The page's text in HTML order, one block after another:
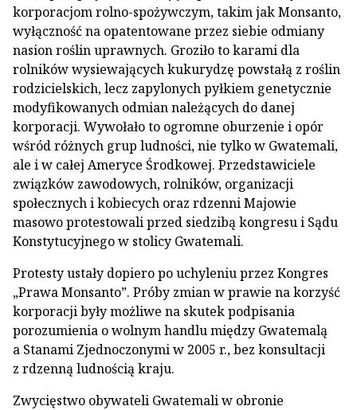
korporacjom rolno-spożywczym, takim jak Monsanto,
wyłączność na opatentowane przez siebie odmiany
nasion roślin uprawnych. Groziło to karami dla
rolników wysiewających kukurydzę powstałą z roślin
rodzicielskich, lecz zapylonych pyłkiem genetycznie
modyfikowanych odmian należących do danej
korporacji. Wywołało to ogromne oburzenie i opór
wśród różnych grup ludności, nie tylko w Gwatemali,
ale i w całej Ameryce Środkowej. Przedstawiciele
związków zawodowych, rolników, organizacji
społecznych i kobiecych oraz rdzenni Majowie
masowo protestowali przed siedzibą kongresu i Sądu
Konstytucyjnego w stolicy Gwatemali.
Protesty ustały dopiero po uchyleniu przez Kongres
„Prawa Monsanto”. Próby zmian w prawie na korzyść
korporacji były możliwe na skutek podpisania
porozumienia o wolnym handlu między Gwatemalą
a Stanami Zjednoczonymi w 2005 r., bez konsultacji
z rdzenną ludnością kraju.
Zwycięstwo obywateli Gwatemali w obronie